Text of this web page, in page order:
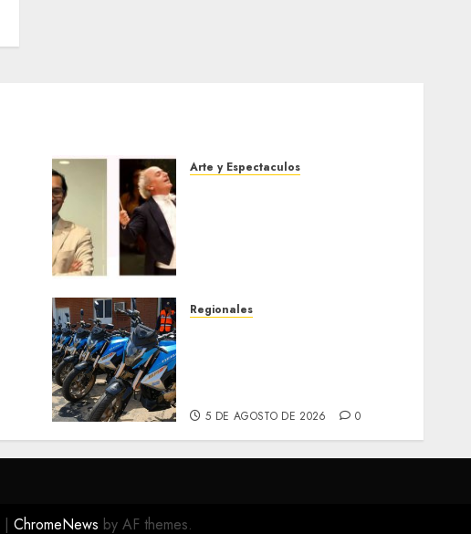
Arte y Espectaculos
Regionales
5 DE AGOSTO DE 2026 0
| ChromeNews by AF themes.